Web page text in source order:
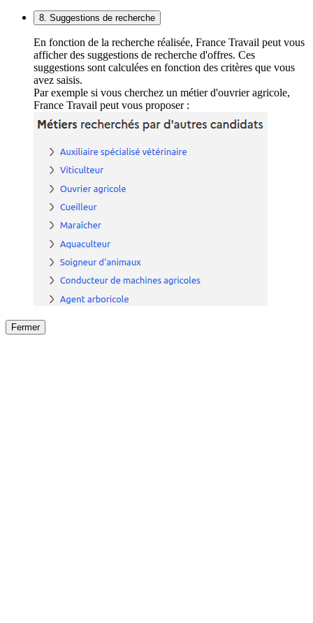
8. Suggestions de recherche
En fonction de la recherche réalisée, France Travail peut vous
afficher des suggestions de recherche d'offres. Ces
suggestions sont calculées en fonction des critères que vous
avez saisis.
Par exemple si vous cherchez un métier d'ouvrier agricole,
France Travail peut vous proposer :
Fermer